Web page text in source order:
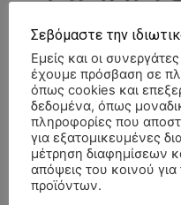
Σεβόμαστε την
Εμείς και οι
έχουμε πρόσβαση σε
όπως cookies και
δεδομένα, όπως
πληροφορίες που
για εξατομικευμένες
μέτρηση διαφημίσεων
απόψεις του κοινού
προϊόντων.